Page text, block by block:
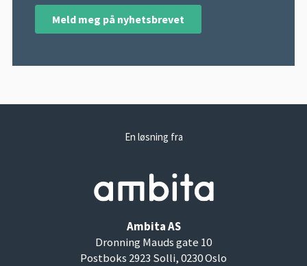
En løsning fra
Ambita AS
Dronning Mauds gate 10
Postboks 2923 Solli, 0230 Oslo